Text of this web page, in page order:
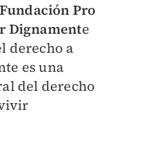
Fundación Pro
Dignamente
derecho a
es una
del derecho